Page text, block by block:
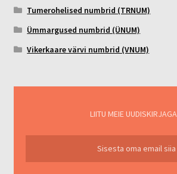
Tumerohelised numbrid (TRNUM)
Ümmargused numbrid (ÜNUM)
Vikerkaare värvi numbrid (VNUM)
LIITU MEIE UUDISKIRJAGA